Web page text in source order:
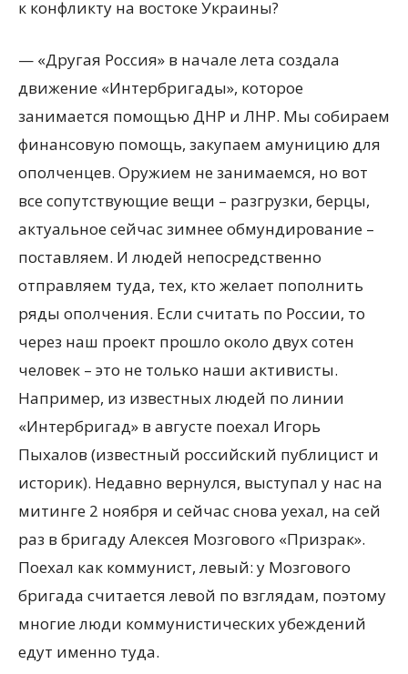
к конфликту на востоке Украины?
— «Другая Россия» в начале лета создала
движение «Интербригады», которое
занимается помощью ДНР и ЛНР. Мы собираем
финансовую помощь, закупаем амуницию для
ополченцев. Оружием не занимаемся, но вот
все сопутствующие вещи – разгрузки, берцы,
актуальное сейчас зимнее обмундирование –
поставляем. И людей непосредственно
отправляем туда, тех, кто желает пополнить
ряды ополчения. Если считать по России, то
через наш проект прошло около двух сотен
человек – это не только наши активисты.
Например, из известных людей по линии
«Интербригад» в августе поехал Игорь
Пыхалов (известный российский публицист и
историк). Недавно вернулся, выступал у нас на
митинге 2 ноября и сейчас снова уехал, на сей
раз в бригаду Алексея Мозгового «Призрак».
Поехал как коммунист, левый: у Мозгового
бригада считается левой по взглядам, поэтому
многие люди коммунистических убеждений
едут именно туда.